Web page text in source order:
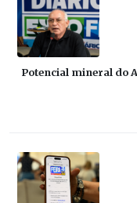
Potencial mineral do